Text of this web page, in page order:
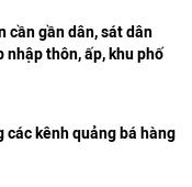
cần gần dân, sát dân
nhập thôn, ấp, khu phố
các kênh quảng bá hàng